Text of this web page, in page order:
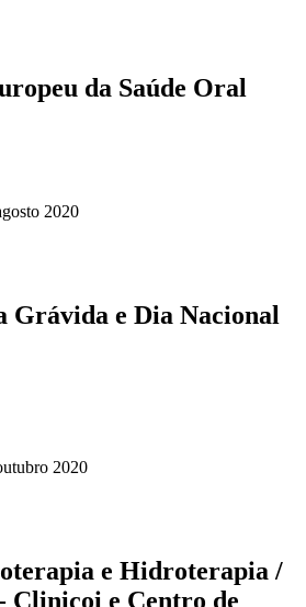
da Saúde Oral
2020
Grávida e Dia Nacional
2020
e Hidroterapia /
Clinicoi e Centro de